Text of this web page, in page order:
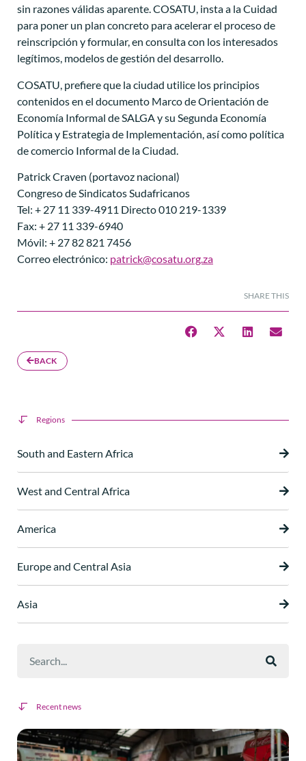
sin razones válidas aparente. COSATU, insta a la Cuidad
para poner un plan concreto para acelerar el proceso de
reinscripción y formular, en consulta con los interesados
legítimos, modelos de gestión del desarrollo.
COSATU, prefiere que la ciudad utilice los principios
contenidos en el documento Marco de Orientación de
Economía Informal de SALGA y su Segunda Economía
Política y Estrategia de Implementación, así como política
de comercio Informal de la Ciudad.
Patrick Craven (portavoz nacional)
Congreso de Sindicatos Sudafricanos
Tel: + 27 11 339-4911 Directo 010 219-1339
Fax: + 27 11 339-6940
Móvil: + 27 82 821 7456
Correo electrónico: patrick@cosatu.org.za
SHARE THIS
BACK
Regions
South and Eastern Africa
West and Central Africa
America
Europe and Central Asia
Asia
Recent news